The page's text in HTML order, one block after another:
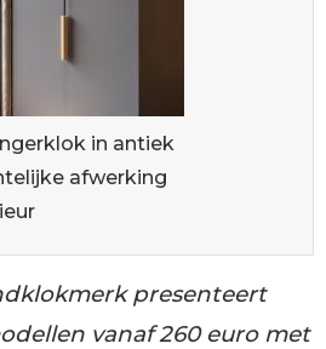
in antiek
afwerking
presenteert
vanaf 260 euro met